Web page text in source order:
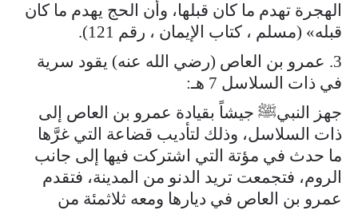
الهجرة تهدم ما كان قبلها، وأن الحج يهدم ما كان
قبله» (مسلم ، كتاب الإيمان ، رقم 121).
3. عمرو بن العاص (رضي الله عنه) يقود سرية
في ذات السلاسل 7 هـ:
جهز النبيﷺ جيشاً بقيادة عمرو بن العاص إلى
ذات السلاسل، وذلك لتأديب قضاعة التي غرَّها
ما حدث في مؤتة التي اشتركت فيها إلى جانب
الروم، فتجمعت تريد الدنو من المدينة، فتقدم
عمرو بن العاص في ديارها ومعه ثلاثمئة من